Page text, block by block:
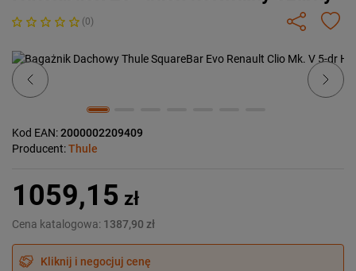
(0)
Previous Next
Kod EAN:2000002209409
Producent:Thule
1059,15 zł
Cena katalogowa: 1387,90 zł
Kliknij i negocjuj cenę